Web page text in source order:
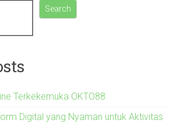
Search
Terkekemuka OKTO88
Digital yang Nyaman untuk Aktivitas